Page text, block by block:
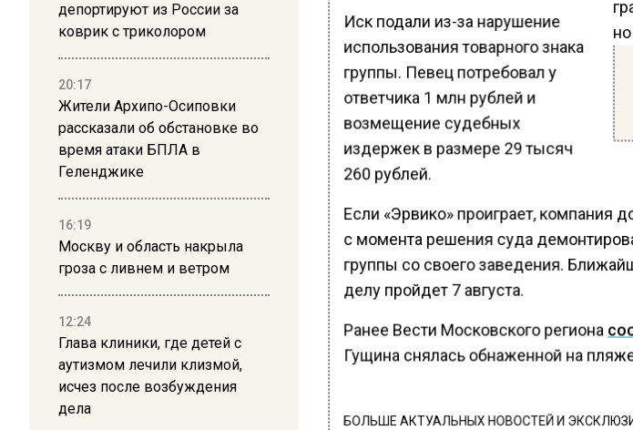
депортируют из России за
коврик с триколором
20:17
Жители Архипо-Осиповки
рассказали об обстановке во
время атаки БПЛА в
Геленджике
16:19
Москву и область накрыла
гроза с ливнем и ветром
12:24
Глава клиники, где детей с
аутизмом лечили клизмой,
исчез после возбуждения
дела
Иск подали из-за нарушение
использования товарного знака
группы. Певец потребовал у
ответчика 1 млн рублей и
возмещение судебных
издержек в размере 29 тысяч
260 рублей.
Если «Эрвико» проиграет, компания
с момента решения суда
группы со своего заведения.
делу пройдет 7 августа.
Ранее Вести Московского региона
Гущина снялась обнаженной на
БОЛЬШЕ АКТУАЛЬНЫХ НОВОСТЕЙ И